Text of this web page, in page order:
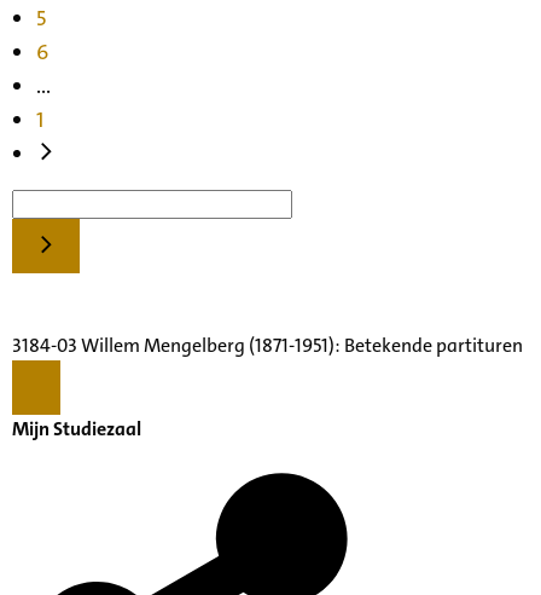
5
6
...
1
3184-03 Willem Mengelberg (1871-1951): Betekende partituren
Mijn Studiezaal